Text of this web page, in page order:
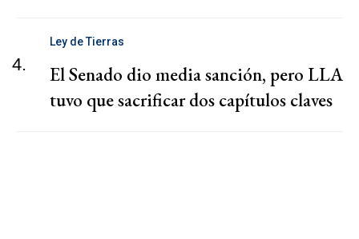
4.
Ley de Tierras
El Senado dio media sanción, pero LLA
tuvo que sacrificar dos capítulos claves